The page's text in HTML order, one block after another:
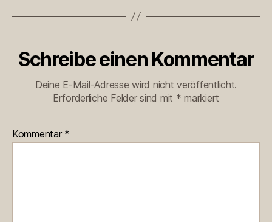
Schreibe einen Kommentar
Deine E-Mail-Adresse wird nicht veröffentlicht.
Erforderliche Felder sind mit * markiert
Kommentar *